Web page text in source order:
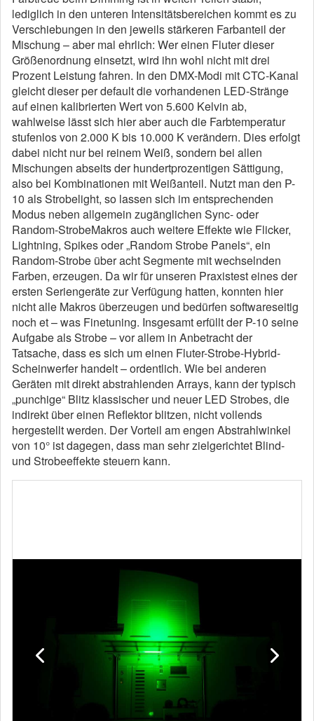
lediglich in den unteren Intensitätsbereichen kommt es zu
Verschiebungen in den jeweils stärkeren Farbanteil der
Mischung – aber mal ehrlich: Wer einen Fluter dieser
Größenordnung einsetzt, wird ihn wohl nicht mit drei
Prozent Leistung fahren. In den DMX-Modi mit CTC-Kanal
gleicht dieser per default die vorhandenen LED-Stränge
auf einen kalibrierten Wert von 5.600 Kelvin ab,
wahlweise lässt sich hier aber auch die Farbtemperatur
stufenlos von 2.000 K bis 10.000 K verändern. Dies erfolgt
dabei nicht nur bei reinem Weiß, sondern bei allen
Mischungen abseits der hundertprozentigen Sättigung,
also bei Kombinationen mit Weißanteil. Nutzt man den P-
10 als Strobelight, so lassen sich im entsprechenden
Modus neben allgemein zugänglichen Sync- oder
Random-StrobeMakros auch weitere Effekte wie Flicker,
Lightning, Spikes oder „Random Strobe Panels“, ein
Random-Strobe über acht Segmente mit wechselnden
Farben, erzeugen. Da wir für unseren Praxistest eines der
ersten Seriengeräte zur Verfügung hatten, konnten hier
nicht alle Makros überzeugen und bedürfen softwareseitig
noch et – was Finetuning. Insgesamt erfüllt der P-10 seine
Aufgabe als Strobe – vor allem in Anbetracht der
Tatsache, dass es sich um einen Fluter-Strobe-Hybrid-
Scheinwerfer handelt – ordentlich. Wie bei anderen
Geräten mit direkt abstrahlenden Arrays, kann der typisch
„punchige“ Blitz klassischer und neuer LED Strobes, die
indirekt über einen Reflektor blitzen, nicht vollends
hergestellt werden. Der Vorteil am engen Abstrahlwinkel
von 10° ist dagegen, dass man sehr zielgerichtet Blind-
und Strobeeffekte steuern kann.